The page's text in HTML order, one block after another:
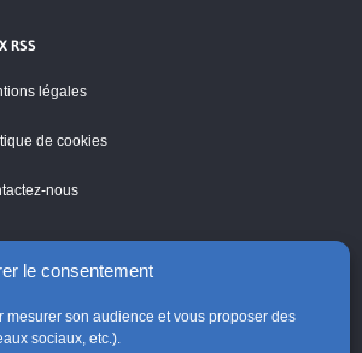
le consentement
mesurer son audience et vous proposer des
sociaux, etc.).
RSS
légales
de cookies
nous